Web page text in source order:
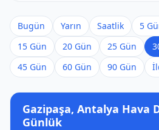
Bugün Yarın Saatlik 5
15 Gün
20 Gün 25 Gün
45 Gün
60 Gün 90 Gün
Gazipaşa, Antalya Hava
Günlük